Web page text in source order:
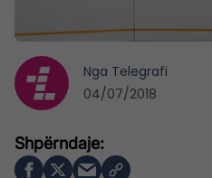
Nga Telegrafi
04/07/2018